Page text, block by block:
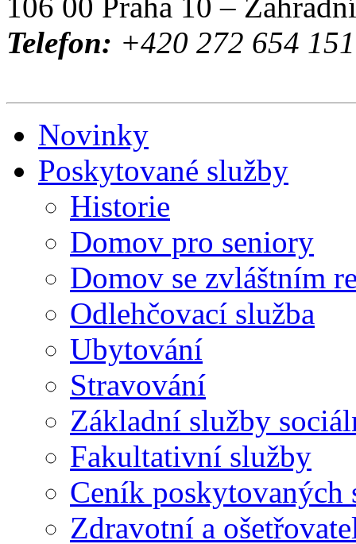
Telefon: +420 272 654
Novinky
Poskytované služby
Historie
Domov pro seniory
Domov se zvláštním
Odlehčovací služba
Ubytování
Stravování
Základní služby
Fakultativní služby
Ceník poskytovaných
Zdravotní a